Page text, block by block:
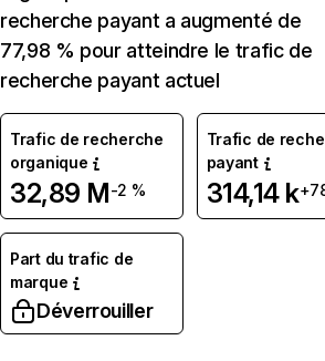
recherche payant a augmenté de
77,98 % pour atteindre le trafic de
recherche payant actuel
Trafic de recherche
organique
32,89 M-2 %
Trafic de
payant
314,14 k
Part du trafic de
marque
Déverrouiller